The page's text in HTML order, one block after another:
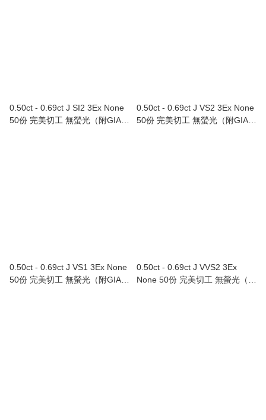
0.50ct - 0.69ct J SI2 3Ex None
50份 完美切工 無螢光（附GIA證
0.50ct - 0.69ct J VS2 3Ex None
50份 完美切工 無螢光（附GIA證
0.50ct - 0.69ct J VS1 3Ex None
50份 完美切工 無螢光（附GIA證
0.50ct - 0.69ct J VVS2 3Ex
None 50份 完美切工 無螢光（附